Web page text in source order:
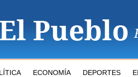
ECONOMÍA DEPORTES